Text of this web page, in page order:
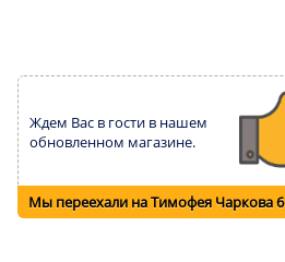
Ждем Вас в гости в нашем
обновленном магазине.
Мы переехали на Тимофея Чаркова 6